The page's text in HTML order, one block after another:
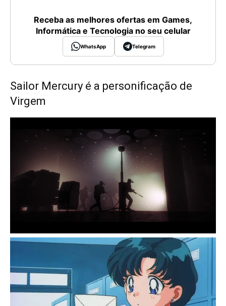
Receba as melhores ofertas em Games,
Informática e Tecnologia no seu celular
WhatsApp Telegram
Sailor Mercury é a personificação de
Virgem